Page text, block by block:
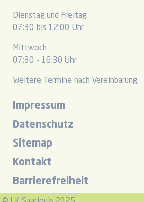
Dienstag und Freitag
07:30 bis 12:00 Uhr
Mittwoch
07:30 - 16:30 Uhr
Weitere Termine nach Vereinbarung.
Impressum
Datenschutz
Sitemap
Kontakt
Barrierefreiheit